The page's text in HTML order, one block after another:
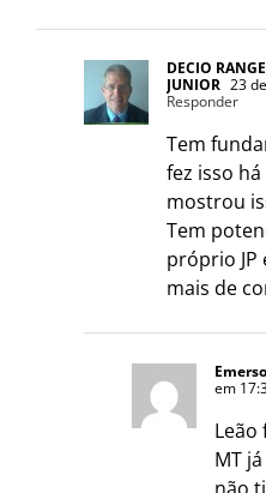
DECIO
JUNIOR 23
Responder
Tem
fez isso
mostrou
Tem
próprio
mais de
em
Leão
MT